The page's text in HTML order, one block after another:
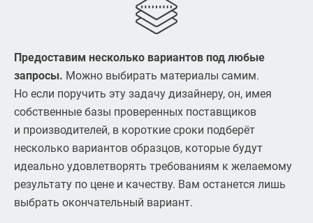
Предоставим несколько вариантов под любые
запросы. Можно выбирать материалы самим.
Но если поручить эту задачу дизайнеру, он, имея
собственные базы проверенных поставщиков
и производителей, в короткие сроки подберёт
несколько вариантов образцов, которые будут
идеально удовлетворять требованиям к желаемому
результату по цене и качеству. Вам останется лишь
выбрать окончательный вариант.